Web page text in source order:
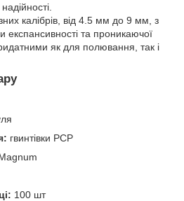
калібрів, від 4.5 мм до 9 мм, з
та проникаючої
як для полювання, так і
гвинтівки PCP
100 шт